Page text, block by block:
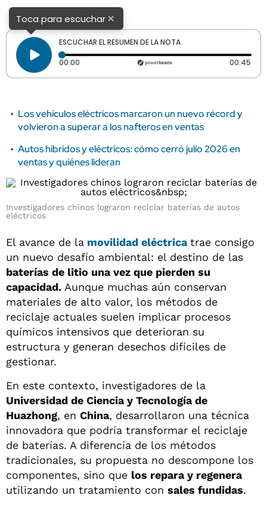
Toca para escuchar×
ESCUCHAR EL RESUMEN DE LA NOTA
00:00 Tiempo transcurrido: 0 segundos 00:45
Los vehículos eléctricos marcaron un nuevo récord y
volvieron a superar a los nafteros en ventas
Autos híbridos y eléctricos: cómo cerró julio 2026 en
ventas y quiénes lideran
Investigadores chinos lograron reciclar baterías de autos
eléctricos
El avance de la movilidad eléctricatrae consigo
un nuevo desafío ambiental: el destino de las
baterías de litio una vez que pierden su
capacidad. Aunque muchas aún conservan
materiales de alto valor, los métodos de
reciclaje actuales suelen implicar procesos
químicos intensivos que deterioran su
estructura y generan desechos difíciles de
gestionar.
En este contexto, investigadores de la
Universidad de Ciencia y Tecnología de
Huazhong, en China, desarrollaron una técnica
innovadora que podría transformar el reciclaje
de baterías. A diferencia de los métodos
tradicionales, su propuesta no descompone los
componentes, sino que los repara y regenera
utilizando un tratamiento con sales fundidas.